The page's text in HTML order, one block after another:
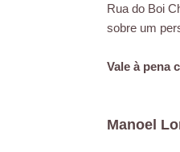
Rua do Boi
sobre um
Vale à pena
Manoel